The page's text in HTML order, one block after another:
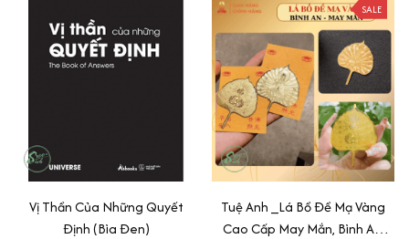
Vị Thần Của Những Quyết
Định (Bìa Đen)
SALE
Tuệ Anh _Lá Bồ Đề Mạ Vàng
Cao Cấp May Mắn, Bình An,